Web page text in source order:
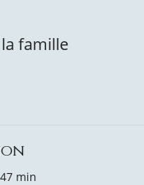
famille
min